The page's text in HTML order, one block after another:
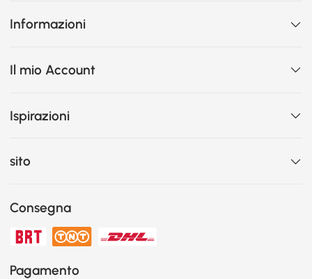
Informazioni
Il mio Account
Ispirazioni
sito
Consegna
Pagamento